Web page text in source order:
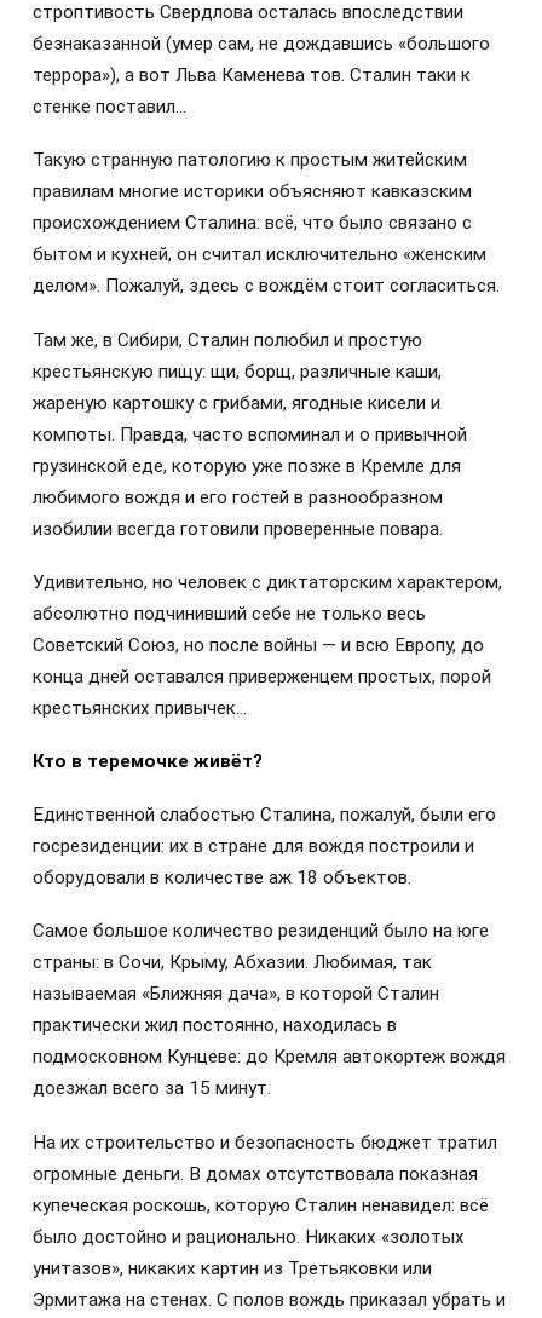
строптивость Свердлова осталась впоследствии
безнаказанной (умер сам, не дождавшись «большого
террора»), а вот Льва Каменева тов. Сталин таки к
стенке поставил…
Такую странную патологию к простым житейским
правилам многие историки объясняют кавказским
происхождением Сталина: всё, что было связано с
бытом и кухней, он считал исключительно «женским
делом». Пожалуй, здесь с вождём стоит согласиться.
Там же, в Сибири, Сталин полюбил и простую
крестьянскую пищу: щи, борщ, различные каши,
жареную картошку с грибами, ягодные кисели и
компоты. Правда, часто вспоминал и о привычной
грузинской еде, которую уже позже в Кремле для
любимого вождя и его гостей в разнообразном
изобилии всегда готовили проверенные повара.
Удивительно, но человек с диктаторским характером,
абсолютно подчинивший себе не только весь
Советский Союз, но после войны — и всю Европу, до
конца дней оставался приверженцем простых, порой
крестьянских привычек…
Кто в теремочке живёт?
Единственной слабостью Сталина, пожалуй, были его
госрезиденции: их в стране для вождя построили и
оборудовали в количестве аж 18 объектов.
Самое большое количество резиденций было на юге
страны: в Сочи, Крыму, Абхазии. Любимая, так
называемая «Ближняя дача», в которой Сталин
практически жил постоянно, находилась в
подмосковном Кунцеве: до Кремля автокортеж вождя
доезжал всего за 15 минут.
На их строительство и безопасность бюджет тратил
огромные деньги. В домах отсутствовала показная
купеческая роскошь, которую Сталин ненавидел: всё
было достойно и рационально. Никаких «золотых
унитазов», никаких картин из Третьяковки или
Эрмитажа на стенах. С полов вождь приказал убрать и